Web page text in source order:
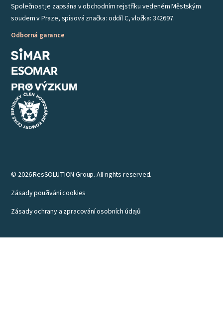
Společnost je zapsána v obchodním rejstříku vedeném Městským
soudem v Praze, spisová značka: oddíl C, vložka: 342697.
Odborná garance
© 2026 ResSOLUTION Group. All rights reserved.
Zásady používání cookies
Zásady ochrany a zpracování osobních údajů